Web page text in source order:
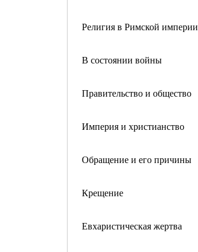
Религия в Римской империи
В состоянии войны
Правительство и общество
Империя и христианство
Обращение и его причины
Крещение
Евхаристическая жертва